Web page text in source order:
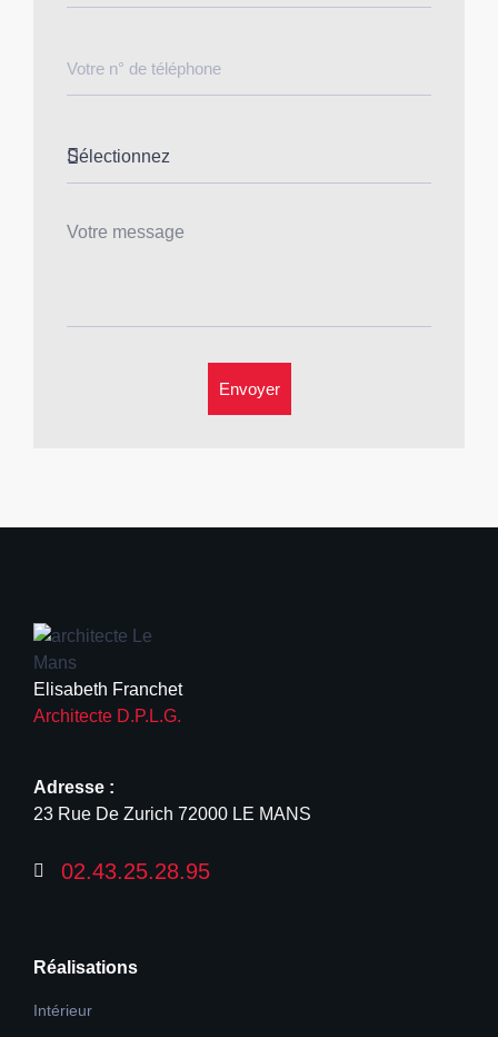
Envoyer
Elisabeth Franchet
Architecte D.P.L.G.
Adresse :
23 Rue De Zurich 72000 LE MANS
02.43.25.28.95
Réalisations
Intérieur